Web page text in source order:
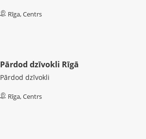
Rīga, Centrs
Pārdod dzīvokli Rīgā
Pārdod dzīvokli
Rīga, Centrs